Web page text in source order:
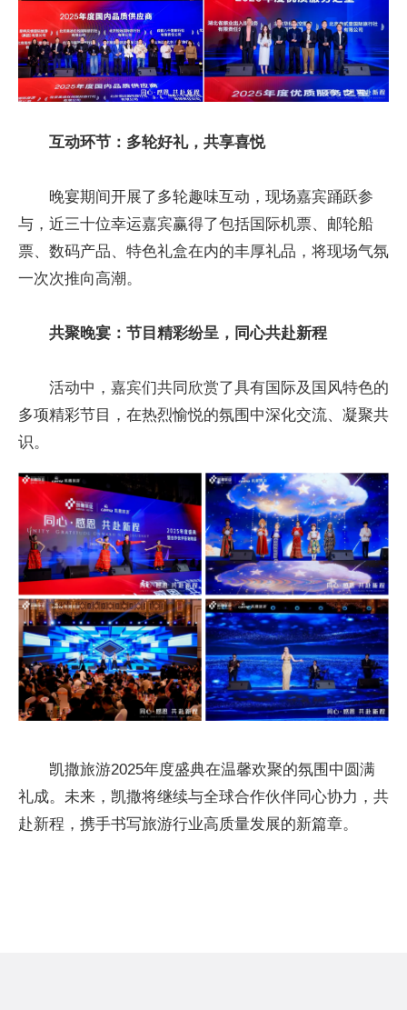
互动环节：多轮好礼，共享喜悦
晚宴期间开展了多轮趣味互动，现场嘉宾踊跃参
与，近三十位幸运嘉宾赢得了包括国际机票、邮轮船
票、数码产品、特色礼盒在内的丰厚礼品，将现场气氛
一次次推向高潮。
共聚晚宴：节目精彩纷呈，同心共赴新程
活动中，嘉宾们共同欣赏了具有国际及国风特色的
多项精彩节目，在热烈愉悦的氛围中深化交流、凝聚共
识。
凯撒旅游2025年度盛典在温馨欢聚的氛围中圆满
礼成。未来，凯撒将继续与全球合作伙伴同心协力，共
赴新程，携手书写旅游行业高质量发展的新篇章。